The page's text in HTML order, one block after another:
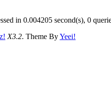
in 0.004205 second(s), 0
X3.2. Theme ByYeei!